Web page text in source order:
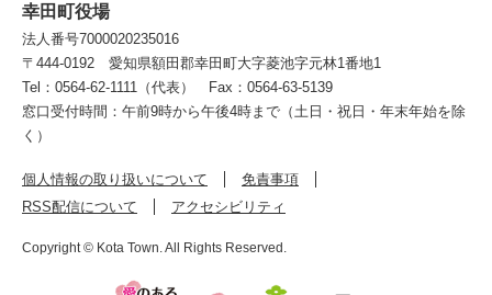
幸田町役場
法人番号7000020235016
〒444-0192
愛知県額田郡幸田町大字菱池字元林1番地1
Tel：0564-62-1111（代表）
Fax：0564-63-5139
窓口受付時間：午前9時から午後4時まで（土日・祝日・年末年始を除
く）
個人情報の取り扱いについて
免責事項
RSS配信について
アクセシビリティ
Copyright © Kota Town. All Rights Reserved.